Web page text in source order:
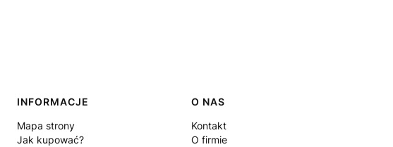
INFORMACJE
Mapa strony
Jak kupować?
O NAS
Kontakt
O firmie